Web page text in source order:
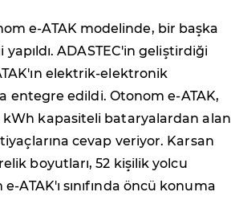
e-ATAK modelinde, bir başka
ADASTEC'in geliştirdiği
elektrik-elektronik
entegre edildi. Otonom e-ATAK,
kapasiteli bataryalardan alan
cevap veriyor. Karsan
boyutları, 52 kişilik yolcu
ATAK'ı sınıfında öncü konuma